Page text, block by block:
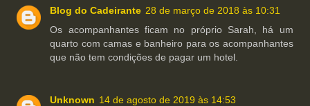
Blog do Cadeirante 28 de março de 2018 às 10:31
Os acompanhantes ficam no próprio Sarah, há um
quarto com camas e banheiro para os acompanhantes
que não tem condições de pagar um hotel.
Unknown 14 de agosto de 2019 às 14:53